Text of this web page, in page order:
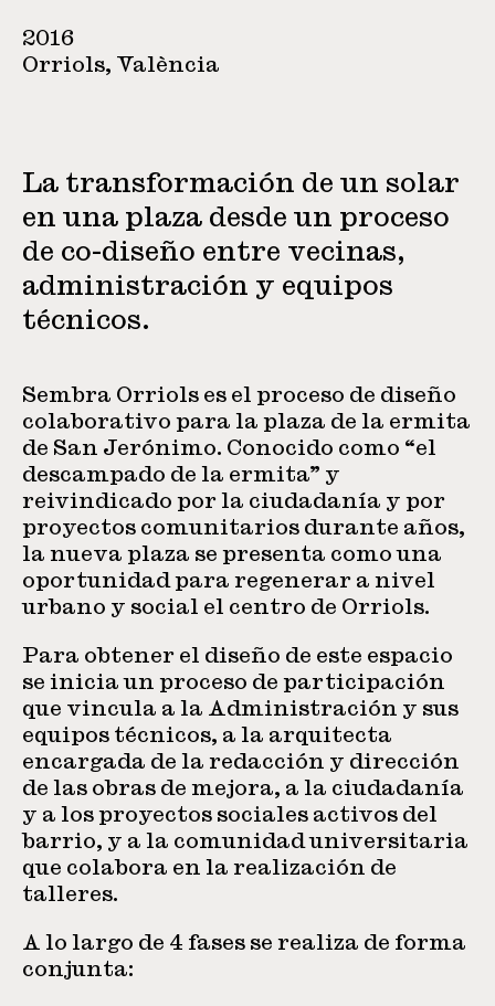
2016
Orriols, València
La transformación de un solar
en una plaza desde un proceso
de co-diseño entre vecinas,
administración y equipos
técnicos.
Sembra Orriols es el proceso de diseño
colaborativo para la plaza de la ermita
de San Jerónimo. Conocido como “el
descampado de la ermita” y
reivindicado por la ciudadanía y por
proyectos comunitarios durante años,
la nueva plaza se presenta como una
oportunidad para regenerar a nivel
urbano y social el centro de Orriols.
Para obtener el diseño de este espacio
se inicia un proceso de participación
que vincula a la Administración y sus
equipos técnicos, a la arquitecta
encargada de la redacción y dirección
de las obras de mejora, a la ciudadanía
y a los proyectos sociales activos del
barrio, y a la comunidad universitaria
que colabora en la realización de
talleres.
A lo largo de 4 fases se realiza de forma
conjunta: